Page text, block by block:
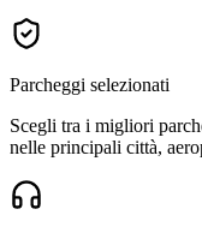
Parcheggi selezionati
Scegli tra i migliori
nelle principali città,